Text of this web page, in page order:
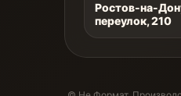
Ростов-на-
переулок, 210